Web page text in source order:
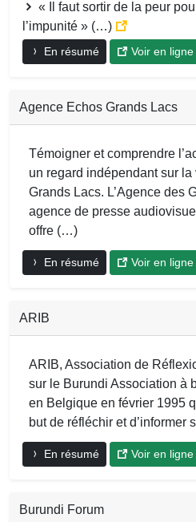
« Il faut sortir de la peur
l’impunité » (…)
En résumé Voir en ligne
Agence Echos Grands Lacs
Témoigner et comprendre
un regard indépendant sur
Grands Lacs. L’Agence des
agence de presse
offre (…)
En résumé Voir en ligne
ARIB
ARIB, Association de
sur le Burundi Association à
en Belgique en février 1995
but de réfléchir et d’informer
En résumé Voir en ligne
Burundi Forum